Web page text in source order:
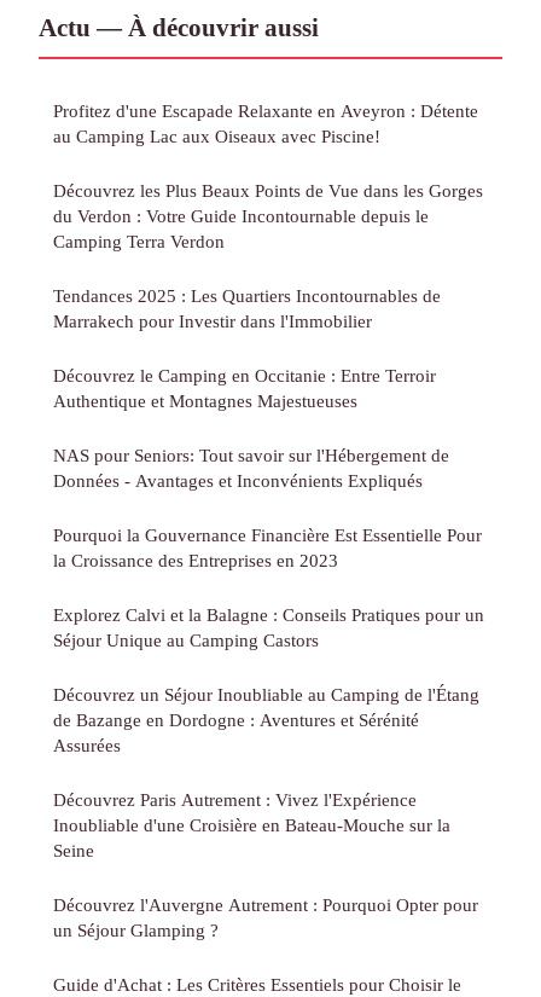
Actu — À découvrir aussi
Profitez d'une Escapade Relaxante en Aveyron : Détente
au Camping Lac aux Oiseaux avec Piscine!
Découvrez les Plus Beaux Points de Vue dans les Gorges
du Verdon : Votre Guide Incontournable depuis le
Camping Terra Verdon
Tendances 2025 : Les Quartiers Incontournables de
Marrakech pour Investir dans l'Immobilier
Découvrez le Camping en Occitanie : Entre Terroir
Authentique et Montagnes Majestueuses
NAS pour Seniors: Tout savoir sur l'Hébergement de
Données - Avantages et Inconvénients Expliqués
Pourquoi la Gouvernance Financière Est Essentielle Pour
la Croissance des Entreprises en 2023
Explorez Calvi et la Balagne : Conseils Pratiques pour un
Séjour Unique au Camping Castors
Découvrez un Séjour Inoubliable au Camping de l'Étang
de Bazange en Dordogne : Aventures et Sérénité
Assurées
Découvrez Paris Autrement : Vivez l'Expérience
Inoubliable d'une Croisière en Bateau-Mouche sur la
Seine
Découvrez l'Auvergne Autrement : Pourquoi Opter pour
un Séjour Glamping ?
Guide d'Achat : Les Critères Essentiels pour Choisir le